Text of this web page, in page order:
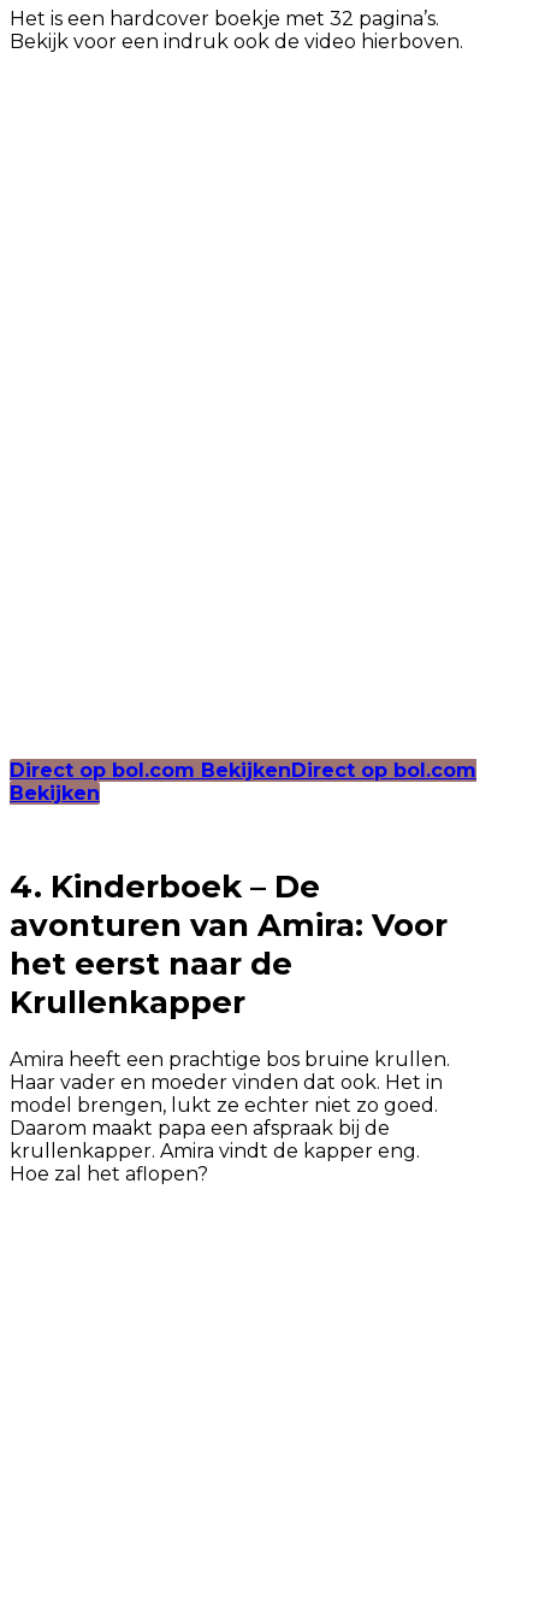
Het is een hardcover boekje met 32 pagina’s.
Bekijk voor een indruk ook de video hierboven.
Direct op bol.com Bekijken Direct op bol.com
Bekijken
4. Kinderboek – De
avonturen van Amira: Voor
het eerst naar de
Krullenkapper
Amira heeft een prachtige bos bruine krullen.
Haar vader en moeder vinden dat ook. Het in
model brengen, lukt ze echter niet zo goed.
Daarom maakt papa een afspraak bij de
krullenkapper. Amira vindt de kapper eng.
Hoe zal het aflopen?